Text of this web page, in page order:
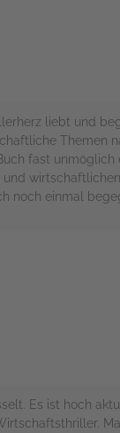
liebt und
Themen
fast
noch einmal
Es ist hoch